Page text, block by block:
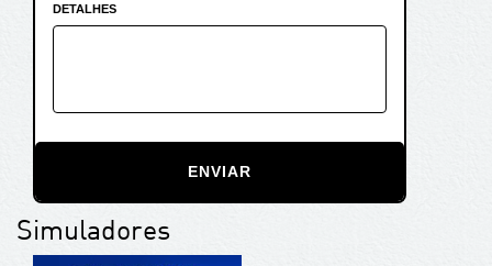
DETALHES
ENVIAR
Simuladores